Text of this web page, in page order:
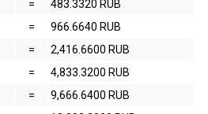
=
483.3320 RUB
=
966.6640 RUB
=
2,416.6600 RUB
=
4,833.3200 RUB
=
9,666.6400 RUB